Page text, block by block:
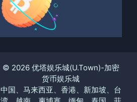
© 2026 优塔娱乐城(U.Town)-加密
货币娱乐城
中国、马来西亚、香港、新加坡、台